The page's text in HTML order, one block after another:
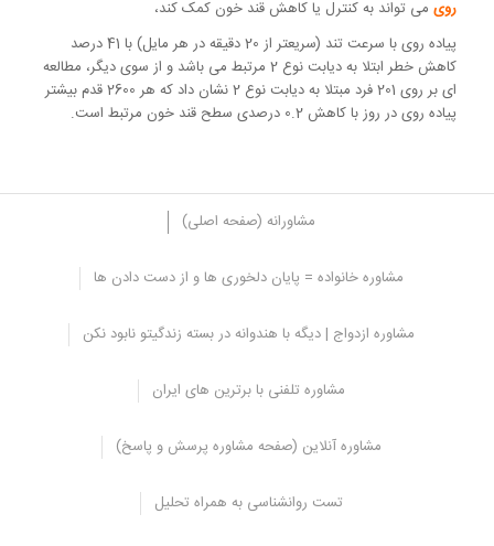
رویمی تواند به کنترل یا کاهش قند خون کمک کند،
پیاده روی با سرعت تند (سریعتر از 20 دقیقه در هر مایل) با 41 درصد
کاهش خطر ابتلا به دیابت نوع 2 مرتبط می باشد و از سوی دیگر، مطالعه
ای بر روی 201 فرد مبتلا به دیابت نوع 2 نشان داد که هر 2600 قدم بیشتر
پیاده روی در روز با کاهش 0.2 درصدی سطح قند خون مرتبط است.
مشاورانه (صفحه اصلی)
مشاوره خانواده = پایان دلخوری ها و از دست دادن ها
مشاوره ازدواج | دیگه با هندوانه در بسته زندگیتو نابود نکن
مشاوره تلفنی با برترین های ایران
مشاوره آنلاین (صفحه مشاوره پرسش و پاسخ)
تست روانشناسی به همراه تحلیل
6. پیاده روی عملکرد سیستم ایمنی را تقویت می
روزانه بهبود سیستم ایمنی می
باشد. محققان بر این باورند کهورزش می تواند عملکرد سیستم ایمنی را
ها و گلبول های سفید خون شود که به بدن شما در مبارزه با بیماری کمک
افزایش موقت دمای بدن همچنین ممکن است از رشد باکتری ها